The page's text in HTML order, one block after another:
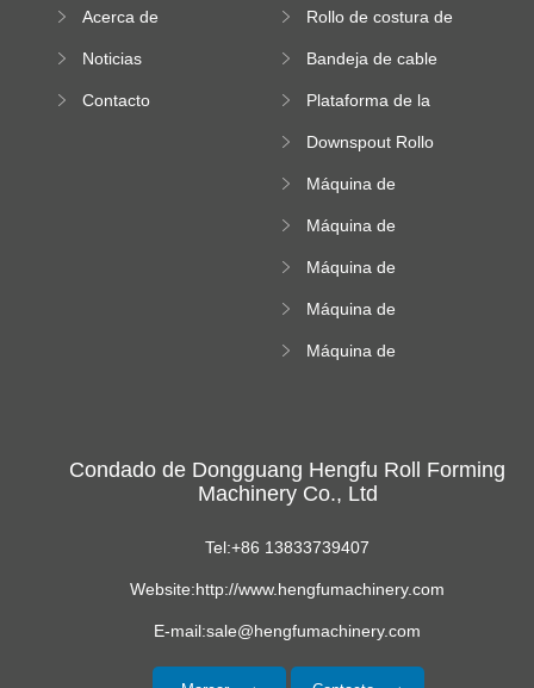
Acerca de
Noticias
Contacto
Rollo de costura de
máquina
Bandeja de cable
Machine
Plataforma de la
formación de
altitud
Downspout Rollo
máquina
Máquina de
de color
Máquina de
cresta cuadrada
Máquina de
de hoja corrugada
Máquina de
acristalados
Máquina de
Condado de Dongguang Hengfu Roll Forming
Machinery Co., Ltd
Tel:+86 13833739407
Website:http://www.hengfumachinery.com
E-mail:sale@hengfumachinery.com